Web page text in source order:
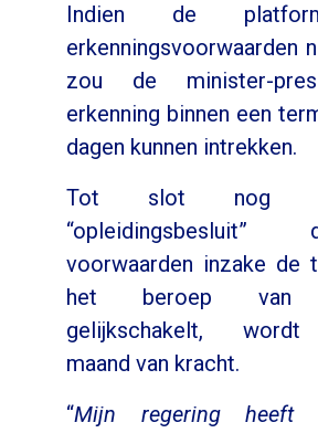
Indien de
erkenningsvoorwaarden
zou de minister-
erkenning binnen een
dagen kunnen intrekken.
Tot slot nog
voorwaarden inzake de
het beroep van
gelijkschakelt, wordt
maand van kracht.
“Mijn regering heeft